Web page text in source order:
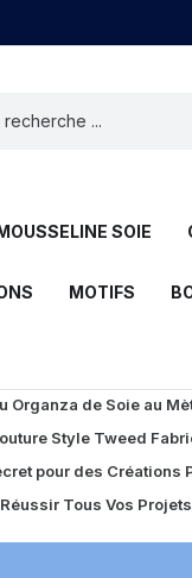
SOIE
MOTIFS
Organza de Soie au
Style Tweed
pour des Créations
Tous Vos